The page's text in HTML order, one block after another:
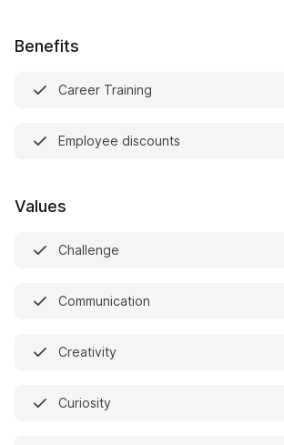
Benefits
Career Training
Employee discounts
Values
Challenge
Communication
Creativity
Curiosity